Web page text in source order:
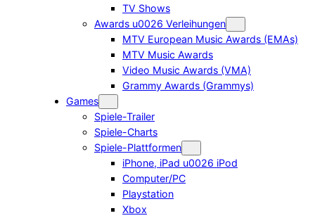
TV Shows
Awards u0026 Verleihungen
MTV European Music Awards (EMAs)
MTV Music Awards
Video Music Awards (VMA)
Grammy Awards (Grammys)
Games
Spiele-Trailer
Spiele-Charts
Spiele-Plattformen
iPhone, iPad u0026 iPod
Computer/PC
Playstation
Xbox